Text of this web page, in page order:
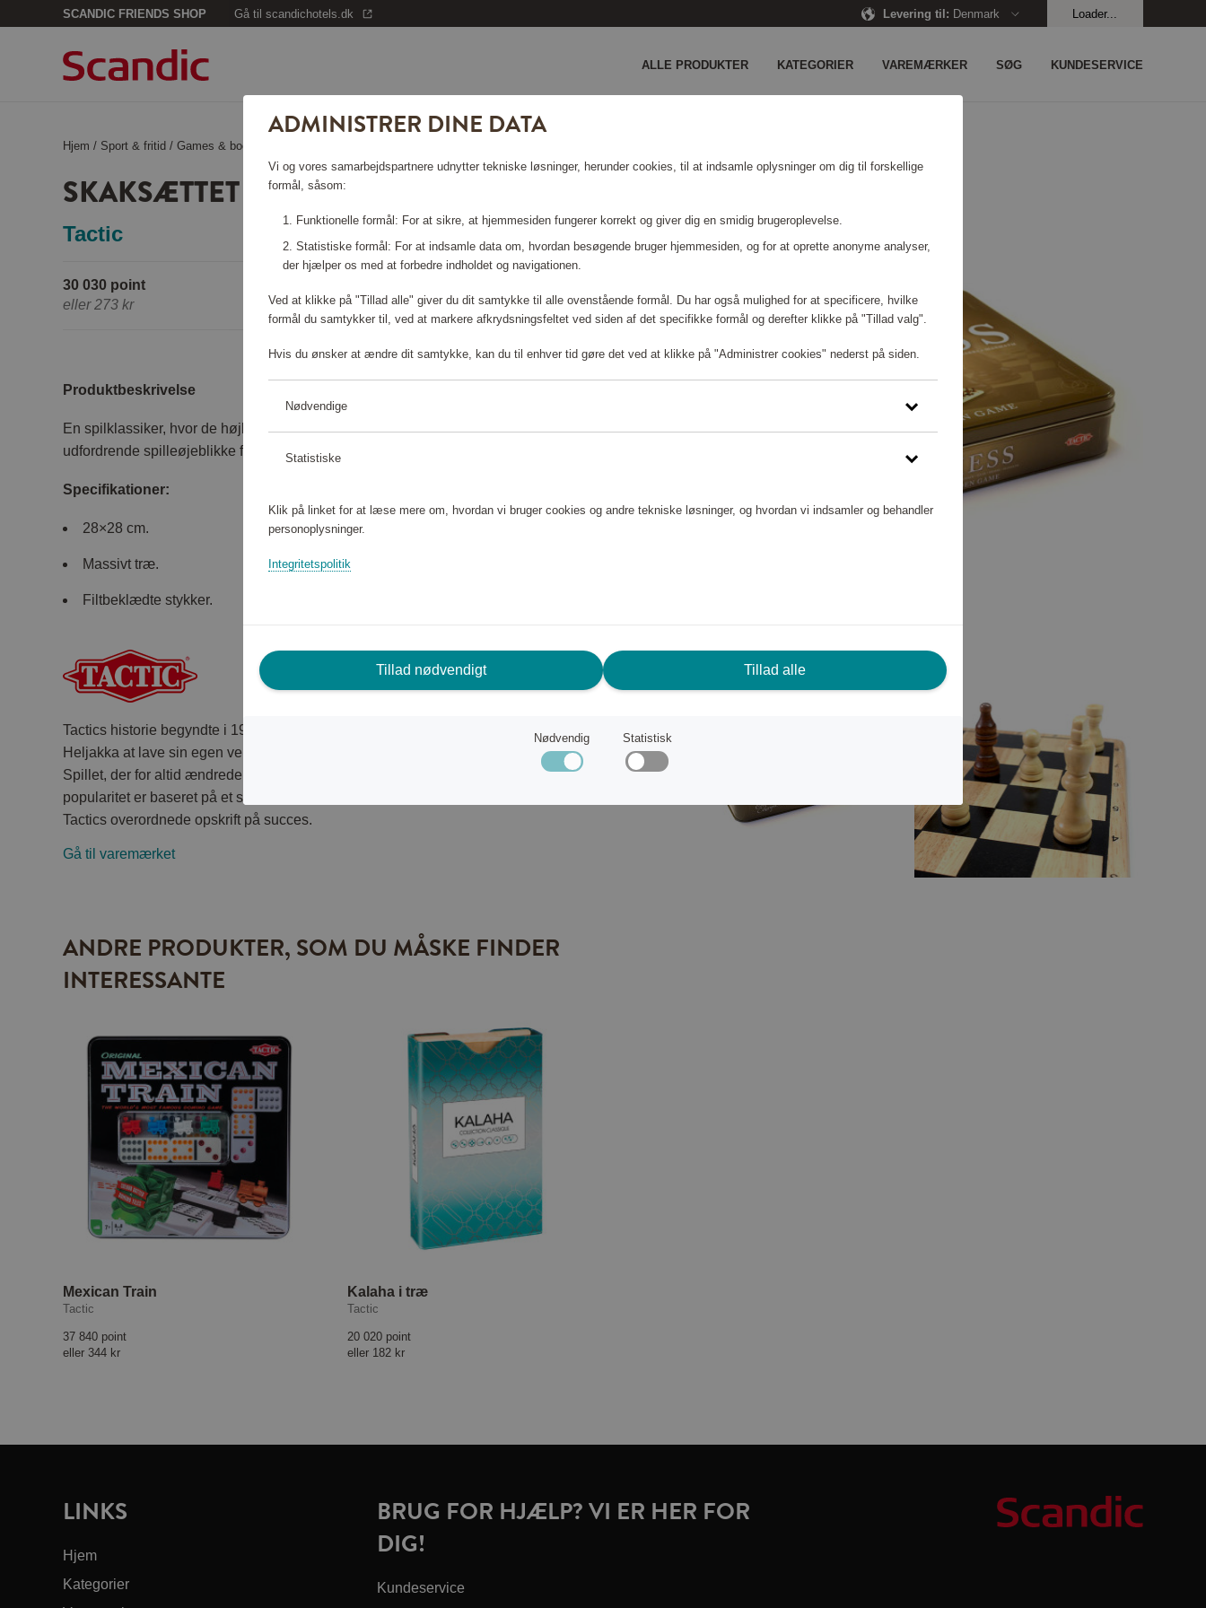
SCANDIC FRIENDS SHOP Gå til scandichotels.dk Levering til: Denmark Loader...
ALLE PRODUKTER KATEGORIER VAREMÆRKER SØG KUNDESERVICE
Hjem / Sport & fritid /Games & books
SKAKSÆTTET
Tactic
30 030 point
eller 273 kr
Log ind for at shoppe
Produktbeskrivelse
En spilklassiker, hvor de højkvalitets og holdbare dele af træ garanterer flere
udfordrende spilleøjeblikke for hele familien.
Specifikationer:
28×28 cm.
Massivt træ.
Filtbeklædte stykker.
Tactics historie begyndte i 1967 i en villagarage i Pori, Finland. Der besluttede Aarne
Heljakka at lave sin egen version af et brætspil, han havde fået i gave fra USA.
Spillet, der for altid ændrede den finske brætspilskultur, hed Kimble. Dens
popularitet er baseret på et simpelt, men spændende gameplaykoncept, der blev
Tactics overordnede opskrift på succes.
Gå til varemærket
ANDRE PRODUKTER, SOM DU MÅSKE FINDER
INTERESSANTE
Mexican Train
Tactic
37 840 point
eller 344 kr
Kalaha i træ
Tactic
20 020 point
eller 182 kr
ADMINISTRER DINE DATA
Vi og vores samarbejdspartnere udnytter tekniske løsninger, herunder cookies, til at indsamle oplysninger om dig til forskellige
formål, såsom:
Funktionelle formål: For at sikre, at hjemmesiden fungerer korrekt og giver dig en smidig brugeroplevelse.
Statistiske formål: For at indsamle data om, hvordan besøgende bruger hjemmesiden, og for at oprette anonyme analyser,
der hjælper os med at forbedre indholdet og navigationen.
Ved at klikke på "Tillad alle" giver du dit samtykke til alle ovenstående formål. Du har også mulighed for at specificere, hvilke
formål du samtykker til, ved at markere afkrydsningsfeltet ved siden af det specifikke formål og derefter klikke på "Tillad valg".
Hvis du ønsker at ændre dit samtykke, kan du til enhver tid gøre det ved at klikke på "Administrer cookies" nederst på siden.
Nødvendige
Statistiske
Klik på linket for at læse mere om, hvordan vi bruger cookies og andre tekniske løsninger, og hvordan vi indsamler og behandler
personoplysninger.
Integritetspolitik
Tillad nødvendigt Tillad alle
Nødvendig Statistisk
LINKS
Hjem
Kategorier
BRUG FOR HJÆLP? VI ER HER FOR
DIG!
Kundeservice